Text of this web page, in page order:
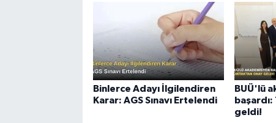
Binlerce Adayı İlgilendiren
Karar: AGS Sınavı Ertelendi
BUÜ'lü
geldi!